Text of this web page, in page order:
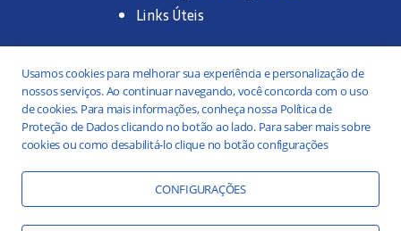
Links Úteis
Trabalhe na SANASA
Concurso Público
Estágio
Portal da Transparência
Práticas ESG
Usamos cookies para melhorar sua experiência e personalização de
nossos serviços. Ao continuar navegando, você concorda com o uso
de cookies. Para mais informações, conheça nossa Política de
Proteção de Dados clicando no botão ao lado. Para saber mais sobre
cookies ou como desabilitá-lo clique no botão configurações
CONFIGURAÇÕES